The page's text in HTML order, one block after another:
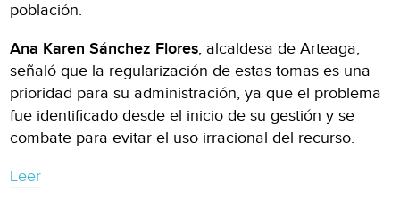
población.
Ana Karen Sánchez Flores, alcaldesa de Arteaga,
señaló que la regularización de estas tomas es una
prioridad para su administración, ya que el problema
fue identificado desde el inicio de su gestión y se
combate para evitar el uso irracional del recurso.
Leer